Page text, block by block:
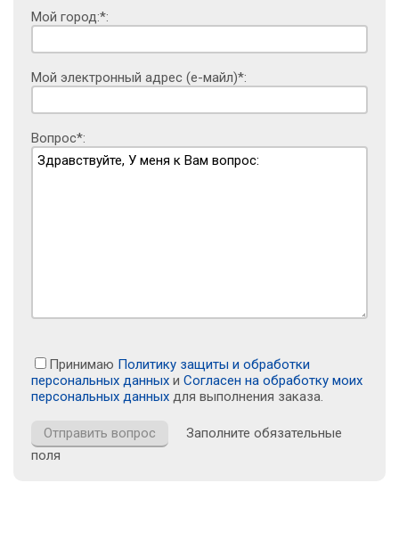
Мой город:*:
Мой электронный адрес (е-майл)*:
Вопрос*:
Принимаю Политику защиты и обработки
персональных данных и Согласен на обработку моих
персональных данных для выполнения заказа.
Заполните обязательные
поля